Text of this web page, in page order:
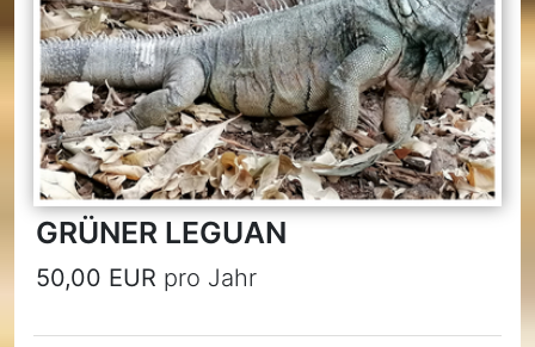
GRÜNER LEGUAN
50,00 EUR pro Jahr